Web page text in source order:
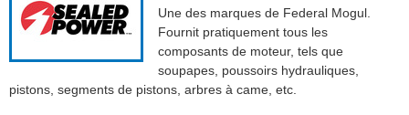
Une des marques de Federal Mogul.
Fournit pratiquement tous les
composants de moteur, tels que
soupapes, poussoirs hydrauliques,
pistons, segments de pistons, arbres à came, etc.